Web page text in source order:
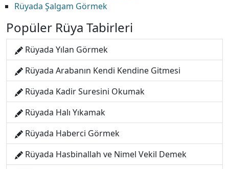
Rüyada Şalgam Görmek
Popüler Rüya Tabirleri
Rüyada Yılan Görmek
Rüyada Arabanın Kendi Kendine Gitmesi
Rüyada Kadir Suresini Okumak
Rüyada Halı Yıkamak
Rüyada Haberci Görmek
Rüyada Hasbinallah ve Nimel Vekil Demek